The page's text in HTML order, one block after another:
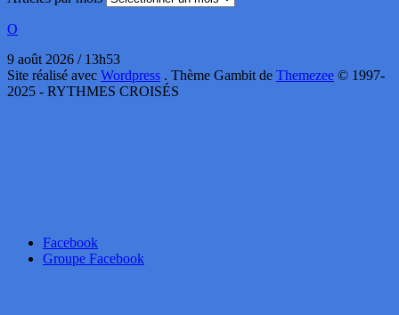
O
9 août 2026 / 13h53
Site réalisé avec Wordpress . Thème Gambit de Themezee © 1997-
2025 - RYTHMES CROISÉS
Facebook
Groupe Facebook